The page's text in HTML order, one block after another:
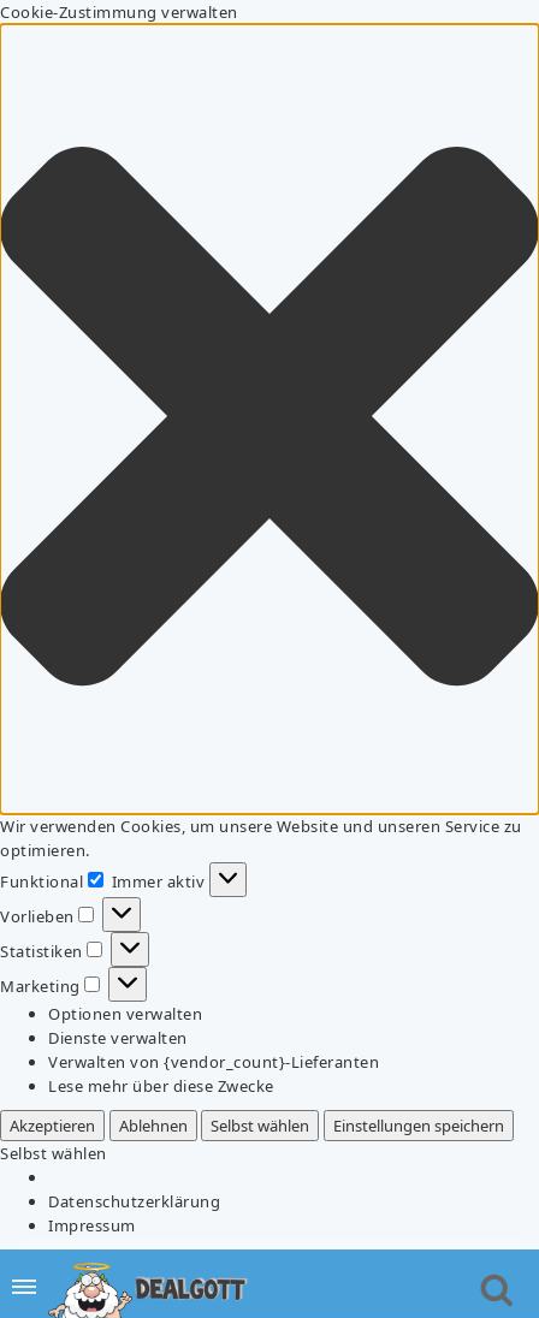
Cookie-Zustimmung verwalten
Wir verwenden Cookies, um unsere Website und unseren Service zu
optimieren.
Funktional
Funktional
Immer aktiv
Vorlieben
Vorlieben
Statistiken
Statistiken
Marketing
Marketing
Optionen verwalten
Dienste verwalten
Verwalten von {vendor_count}-Lieferanten
Lese mehr über diese Zwecke
Akzeptieren
Ablehnen Selbst wählen
Einstellungen speichern
Selbst wählen
Datenschutzerklärung
Impressum